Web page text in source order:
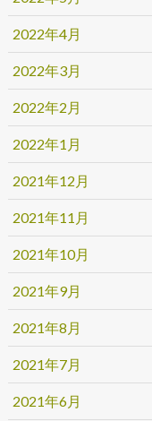
2022年4月
2022年3月
2022年2月
2022年1月
2021年12月
2021年11月
2021年10月
2021年9月
2021年8月
2021年7月
2021年6月